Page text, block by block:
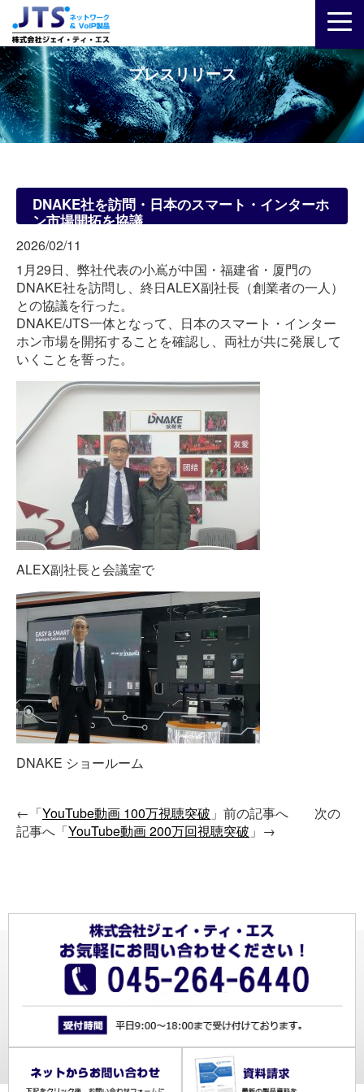
プレスリリース
DNAKE社を訪問・日本のスマート・インターホ
ン市場開拓を協議
2026/02/11
1月29日、弊社代表の小嶌が中国・福建省・厦門の
DNAKE社を訪問し、終日ALEX副社長（創業者の一人）
との協議を行った。
DNAKE/JTS一体となって、日本のスマート・インター
ホン市場を開拓することを確認し、両社が共に発展して
いくことを誓った。
ALEX副社長と会議室で
DNAKE ショールーム
←「YouTube動画 100万視聴突破 」前の記事へ 次の
記事へ「YouTube動画 200万回視聴突破 」→